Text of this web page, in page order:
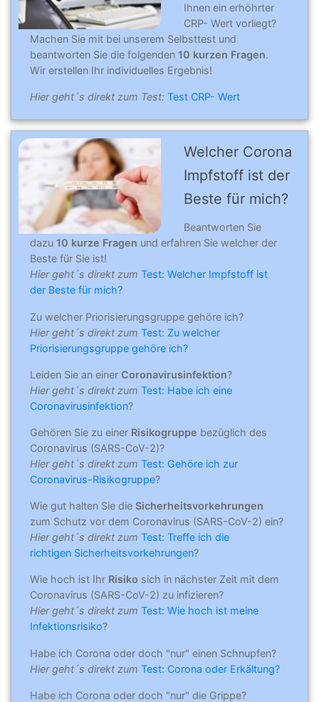
Ihnen ein erhöhrter
CRP- Wert vorliegt?
Machen Sie mit bei unserem Selbsttest und
beantworten Sie die folgenden 10 kurzen Fragen.
Wir erstellen Ihr individuelles Ergebnis!
Hier geht´s direkt zum Test: Test CRP- Wert
Welcher Corona
Impfstoff ist der
Beste für mich?
Beantworten Sie
dazu 10 kurze Fragen und erfahren Sie welcher der
Beste für Sie ist!
Hier geht´s direkt zum Test: Welcher Impfstoff ist
der Beste für mich?
Zu welcher Priorisierungsgruppe gehöre ich?
Hier geht´s direkt zum Test: Zu welcher
Priorisierungsgruppe gehöre ich?
Leiden Sie an einer Coronavirusinfektion?
Hier geht´s direkt zum Test: Habe ich eine
Coronavirusinfektion?
Gehören Sie zu einer Risikogruppe bezüglich des
Coronavirus (SARS-CoV-2)?
Hier geht´s direkt zum Test: Gehöre ich zur
Coronavirus-Risikogruppe?
Wie gut halten Sie die Sicherheitsvorkehrungen
zum Schutz vor dem Coronavirus (SARS-CoV-2) ein?
Hier geht´s direkt zum Test: Treffe ich die
richtigen Sicherheitsvorkehrungen?
Wie hoch ist Ihr Risiko sich in nächster Zeit mit dem
Coronavirus (SARS-CoV-2) zu infizieren?
Hier geht´s direkt zum Test: Wie hoch ist meine
Infektionsrisiko?
Habe ich Corona oder doch "nur" einen Schnupfen?
Hier geht´s direkt zum Test: Corona oder Erkältung?
Habe ich Corona oder doch "nur" die Grippe?